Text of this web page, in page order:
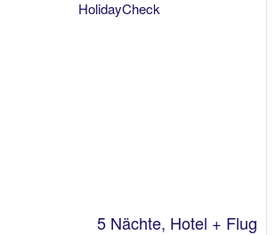
5 Nächte, Hotel + Flug